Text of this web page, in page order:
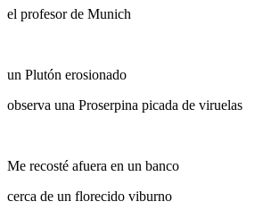
el profesor de Munich
un Plutón erosionado
observa una Proserpina picada de viruelas
Me recosté afuera en un banco
cerca de un florecido viburno